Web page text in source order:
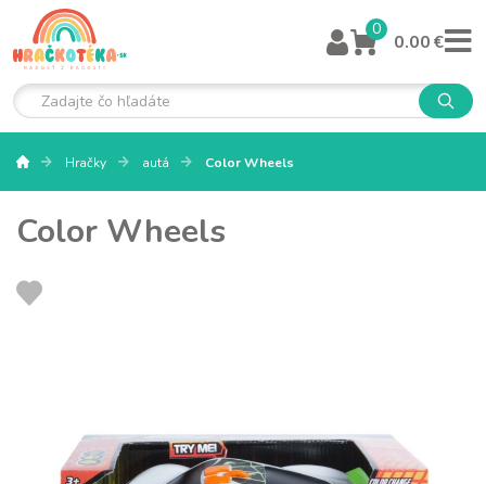
0
0.00 €
Hračky autá Color Wheels
Color Wheels